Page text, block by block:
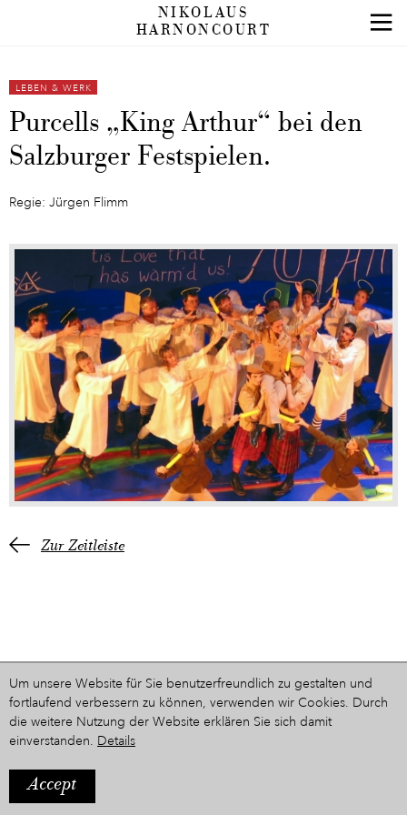
NIKOLAUS
HARNONCOURT
LEBEN & WERK
Purcells „King Arthur“ bei den
Salzburger Festspielen.
Regie: Jürgen Flimm
Zur Zeitleiste
Ein Projekt aus dem Hause
Um unsere Website für Sie benutzerfreundlich zu gestalten und
fortlaufend verbessern zu können, verwenden wir Cookies. Durch
die weitere Nutzung der Website erklären Sie sich damit
einverstanden. Details
Accept